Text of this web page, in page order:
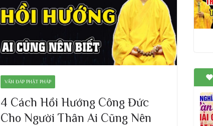
VẤN ĐÁP PHẬT PHÁP
4 Cách Hồi Hướng Công Đức
Cho Người Thân Ai Cũng Nên